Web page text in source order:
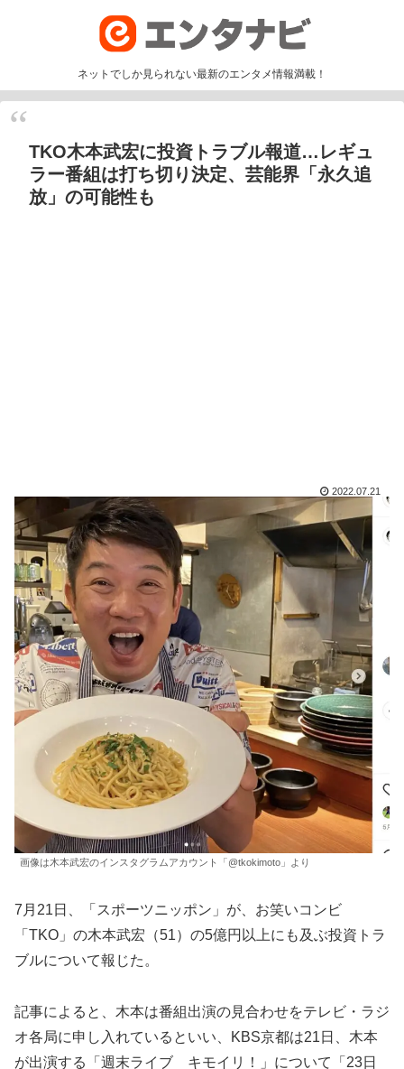
ネットでしか見られない最新のエンタメ情報満載！
TKO木本武宏に投資トラブル報道…レギュ
ラー番組は打ち切り決定、芸能界「永久追
放」の可能性も
2022.07.21
画像は木本武宏のインスタグラムアカウント「@tkokimoto」より
7月21日、「スポーツニッポン」が、お笑いコンビ
「TKO」の木本武宏（51）の5億円以上にも及ぶ投資トラ
ブルについて報じた。
記事によると、木本は番組出演の見合わせをテレビ・ラジ
オ各局に申し入れているといい、KBS京都は21日、木本
が出演する「週末ライブ キモイリ！」について「23日